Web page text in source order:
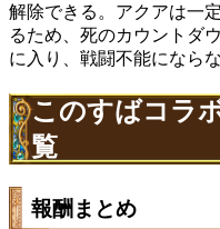
解除できる。アクアは一
るため、死のカウントダ
に入り、戦闘不能になら
このすばコラ
覧
報酬まとめ